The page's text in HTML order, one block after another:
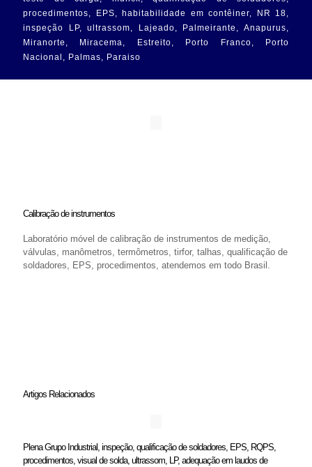
procedimentos, EPS, habitabilidade em contêiner, NR 18,
inspeção LP, ultrassom, Lajeado, Palmeirante, Anapurus,
Miranorte, Miracema, Estreito, Porto Franco, Porto
Nacional, Palmas, Paraiso
Calibração de instrumentos
Laboratório móvel de calibração de instrumentos de medição,
válvulas, manômetros, termômetros, tirfor, talhas, qualificação de
soldadores, EPS, procedimentos, atendemos em todo Brasil.
Artigos Relacionados
Plena Grupo Industrial, inspeção, qualificação de soldadores, EPS, RQPS,
procedimentos, visual de solda, ultrassom, LP, adequação em laudos de